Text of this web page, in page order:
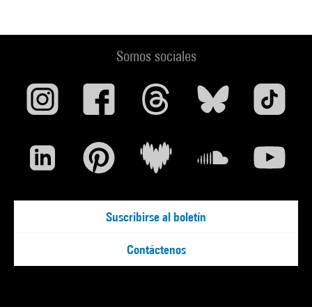
Somos sociales
Suscribirse al boletín
Contáctenos